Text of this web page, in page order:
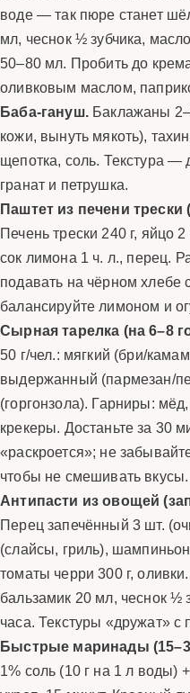
воде — так пюре станет
мл, чеснок ½ зубчика,
50–80 мл. Пробить до
оливковым маслом,
Баба-гануш.Баклажаны
кожи, вынуть мякоть),
щепотка, соль. Текстура
гранат и петрушка.
Паштет из печени трески
Печень трески 240 г, яйцо
сок лимона 1 ч. л., перец.
подавать на чёрном хлебе
балансируйте лимоном и
Сырная тарелка (на 6–8
50 г/чел.: мягкий (бри/
выдержанный (пармезан/
(горгонзола). Гарниры:
крекеры. Достаньте за 30
«раскроется»; не
чтобы не смешивать вкусы.
Антипасти из овощей
Перец запечённый 3 шт.
(слайсы, гриль),
томаты черри 300 г,
бальзамик 20 мл, чеснок ½
часа. Текстуры «дружат»
Быстрые маринады
1% соль (10 г на 1 л воды)